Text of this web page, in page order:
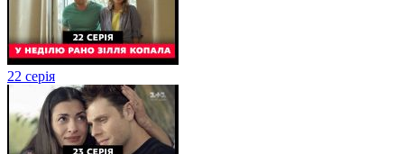
22 серія